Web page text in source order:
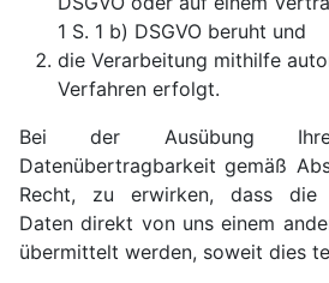
1 S. 1 b) DSGVO beruht und
die Verarbeitung mithilfe
Verfahren erfolgt.
Bei der Ausübung
Datenübertragbarkeit gemäß
Recht, zu erwirken, dass die
Daten direkt von uns einem
übermittelt werden, soweit dies